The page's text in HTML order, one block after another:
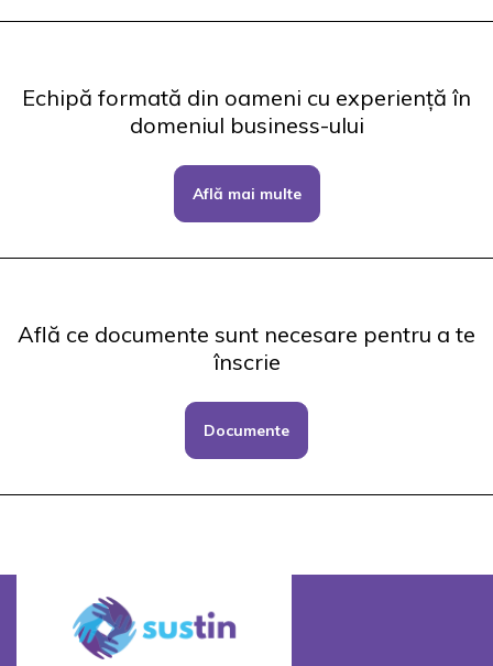
Echipă formată din oameni cu experiență în
domeniul business-ului
Află mai multe
Află ce documente sunt necesare pentru a te
înscrie
Documente